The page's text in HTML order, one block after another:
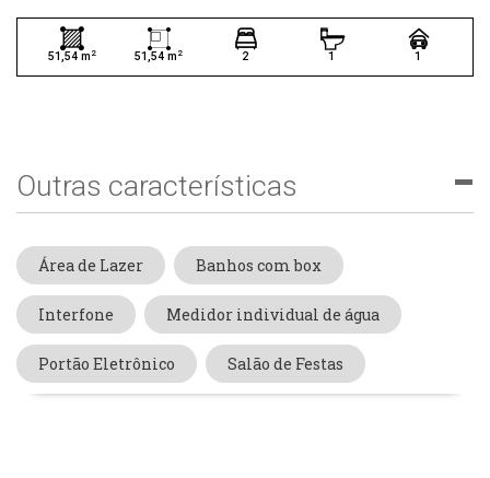
51,54 m 2 51,54 m 2 2 1 1
Outras características
Área de Lazer Banhos com box
Interfone Medidor individual de água
Portão Eletrônico Salão de Festas